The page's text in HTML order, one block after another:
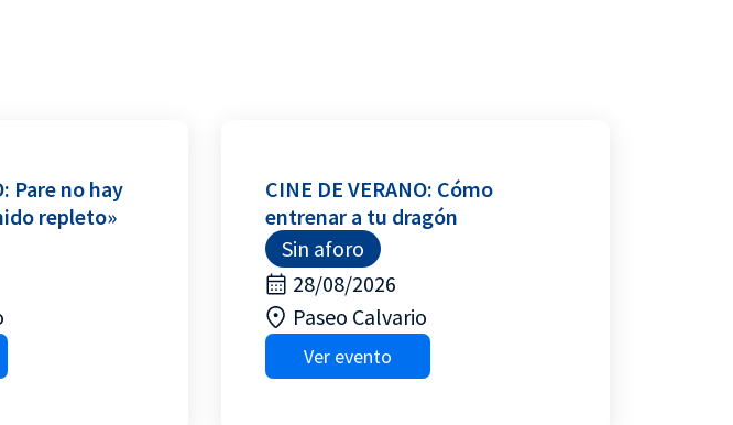
Pare no hay
repleto»
CINE DE VERANO: Cómo
entrenar a tu dragón
Sin aforo
28/08/2026
Paseo Calvario
Ver evento